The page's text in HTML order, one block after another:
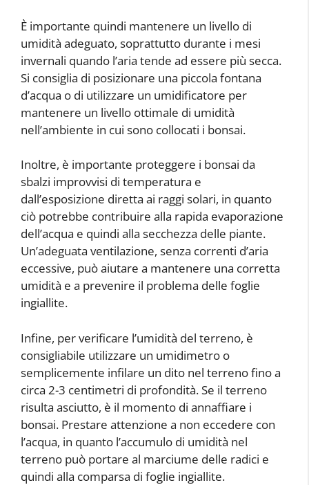
È importante quindi mantenere un livello di
umidità adeguato, soprattutto durante i mesi
invernali quando l’aria tende ad essere più secca.
Si consiglia di posizionare una piccola fontana
d’acqua o di utilizzare un umidificatore per
mantenere un livello ottimale di umidità
nell’ambiente in cui sono collocati i bonsai.
Inoltre, è importante proteggere i bonsai da
sbalzi improvvisi di temperatura e
dall’esposizione diretta ai raggi solari, in quanto
ciò potrebbe contribuire alla rapida evaporazione
dell’acqua e quindi alla secchezza delle piante.
Un’adeguata ventilazione, senza correnti d’aria
eccessive, può aiutare a mantenere una corretta
umidità e a prevenire il problema delle foglie
ingiallite.
Infine, per verificare l’umidità del terreno, è
consigliabile utilizzare un umidimetro o
semplicemente infilare un dito nel terreno fino a
circa 2-3 centimetri di profondità. Se il terreno
risulta asciutto, è il momento di annaffiare i
bonsai. Prestare attenzione a non eccedere con
l’acqua, in quanto l’accumulo di umidità nel
terreno può portare al marciume delle radici e
quindi alla comparsa di foglie ingiallite.